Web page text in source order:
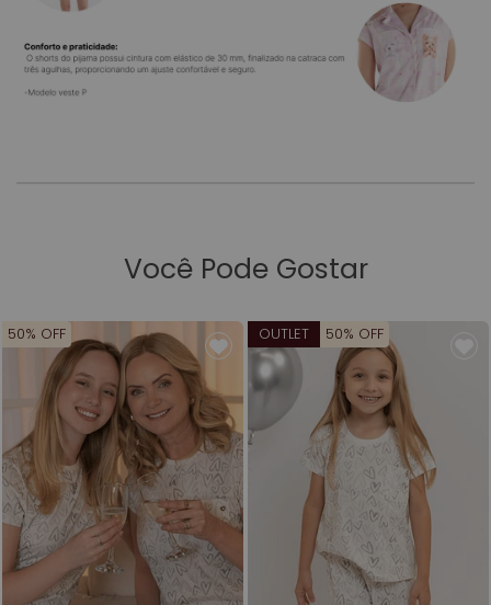
Você Pode Gostar
50% OFF OUTLET 50% OFF